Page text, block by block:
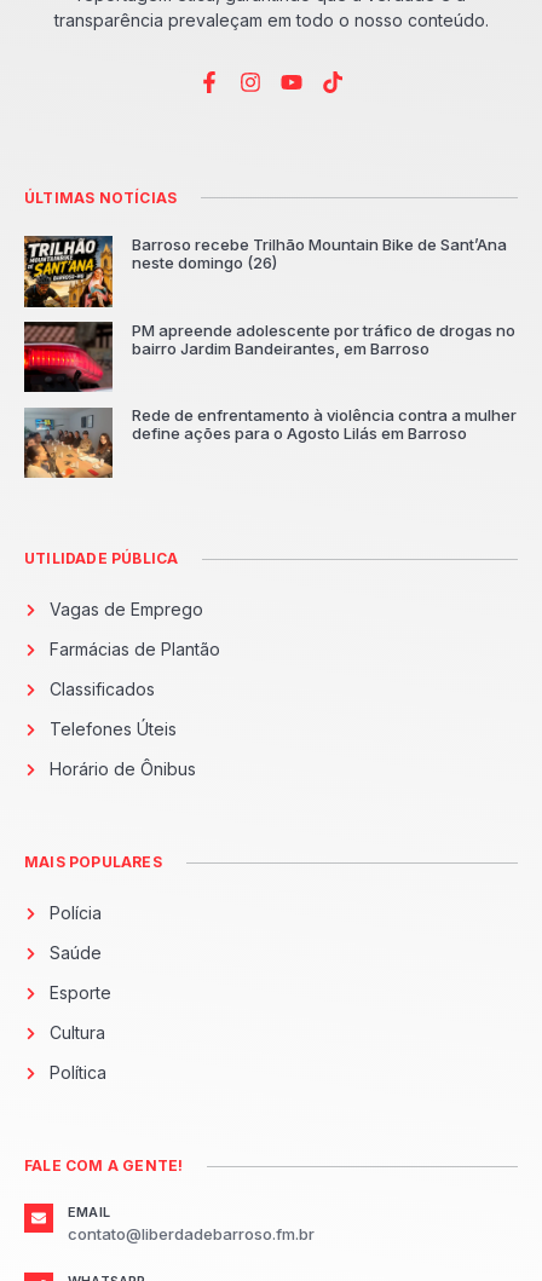
transparência prevaleçam em todo o nosso conteúdo.
ÚLTIMAS NOTÍCIAS
Barroso recebe Trilhão Mountain Bike de Sant’Ana
neste domingo (26)
PM apreende adolescente por tráfico de drogas no
bairro Jardim Bandeirantes, em Barroso
Rede de enfrentamento à violência contra a mulher
define ações para o Agosto Lilás em Barroso
UTILIDADE PÚBLICA
Vagas de Emprego
Farmácias de Plantão
Classificados
Telefones Úteis
Horário de Ônibus
MAIS POPULARES
Polícia
Saúde
Esporte
Cultura
Política
FALE COM A GENTE!
EMAIL
contato@liberdadebarroso.fm.br